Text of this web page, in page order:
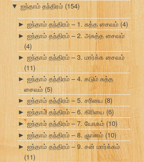
▼ ஐந்தாம் தந்திரம் (154)
► ஐந்தாம் தந்திரம் – 1. சுத்த சைவம் (4)
► ஐந்தாம் தந்திரம் – 2. அசுத்த சைவம்
(4)
► ஐந்தாம் தந்திரம் – 3. மார்க்க சைவம்
(11)
► ஐந்தாம் தந்திரம் – 4. கடும் சுத்த
சைவம் (5)
► ஐந்தாம் தந்திரம் – 5. சரியை (8)
► ஐந்தாம் தந்திரம் – 6. கிரியை (6)
► ஐந்தாம் தந்திரம் – 7. யோகம் (10)
► ஐந்தாம் தந்திரம் – 8. ஞானம் (10)
► ஐந்தாம் தந்திரம் – 9. சன் மார்க்கம்
(11)